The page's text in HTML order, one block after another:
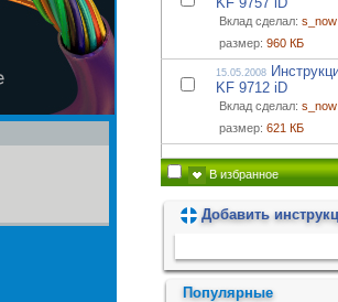
Вклад сделал: s_now
размер: 960 КБ
15.05.2008
KF 9712 iD
Вклад сделал: s_now
размер: 621 КБ
В избранное
Добавить
Популярные